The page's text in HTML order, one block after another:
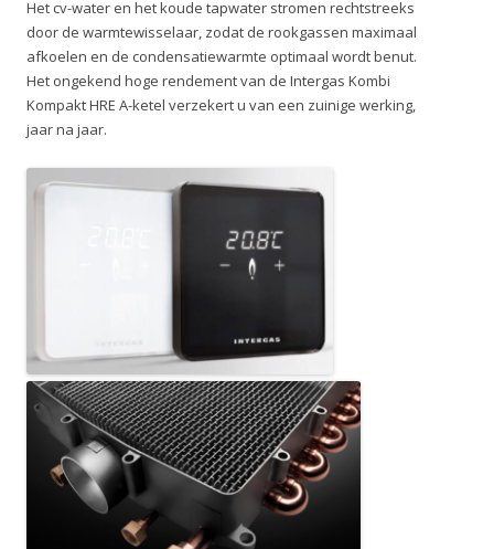
Het cv-water en het koude tapwater stromen rechtstreeks
door de warmtewisselaar, zodat de rookgassen maximaal
afkoelen en de condensatiewarmte optimaal wordt benut.
Het ongekend hoge rendement van de Intergas Kombi
Kompakt HRE A-ketel verzekert u van een zuinige werking,
jaar na jaar.